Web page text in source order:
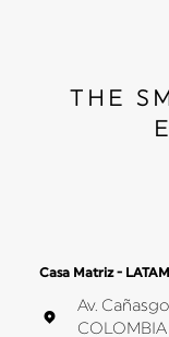
THE
Casa Matriz - LATAM
Av.
COLOMBIA